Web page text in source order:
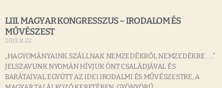
LIII. MAGYAR KONGRESSZUS – IRODALOM ÉS
MŰVÉSZEST
2013.11.22.
„HAGYOMÁNYAINK SZÁLLNAK NEMZEDÉKRŐL NEMZEDÉKRE . . .”
JELSZAVUNK NYOMÁN HÍVJUK ÖNT CSALÁDJÁVAL ÉS
BARÁTAIVAL EGYÜTT AZ IDEI IRODALMI ÉS MŰVÉSZESTRE, A